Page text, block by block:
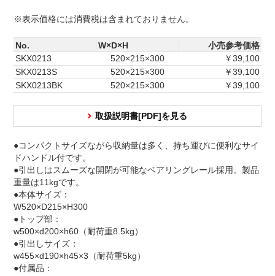
※表示価格には消費税は含まれておりません。
No. W×D×H
小売参考価格
SKX0213
520×215×300
￥39,100
SKX0213S
520×215×300
￥39,100
SKX0213BK
520×215×300 ￥39,100
取扱説明書[PDF]を見る
●コンパクトサイズながら収納量は多く、持ち運びに便利なサイ
ドハンドル付です。
●引出しはスムーズな開閉が可能なベアリングレール採用。製品
重量は11kgです。
●本体サイズ：
W520×D215×H300
●トップ部：
w500×d200×h60（耐荷重8.5kg）
●引出しサイズ：
w455×d190×h45×3（耐荷重5kg）
●付属品：